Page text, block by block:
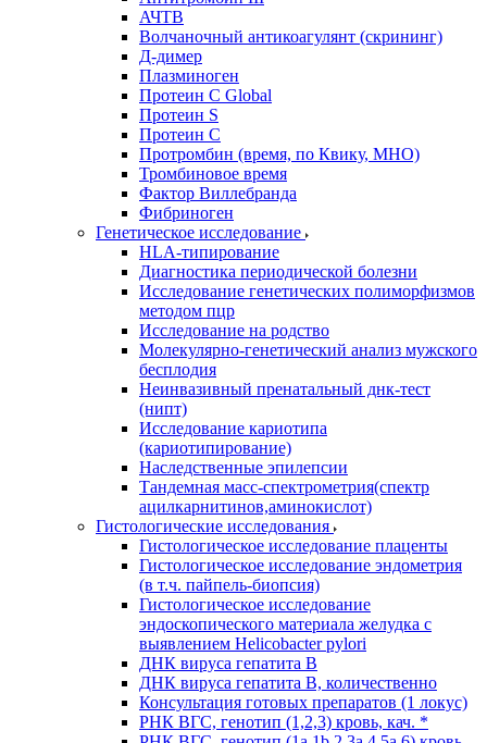
АЧТВ
Волчаночный антикоагулянт (скрининг)
Д-димер
Плазминоген
Протеин C Global
Протеин S
Протеин С
Протромбин (время, по Квику, МНО)
Тромбиновое время
Фактор Виллебранда
Фибриноген
Генетическое исследование
HLA-типирование
Диагностика периодической болезни
Исследование генетических полиморфизмов
методом пцр
Исследование на родство
Молекулярно-генетический анализ мужского
бесплодия
Неинвазивный пренатальный днк-тест
(нипт)
Исследование кариотипа
(кариотипирование)
Наследственные эпилепсии
Тандемная масс-спектрометрия(спектр
ацилкарнитинов,аминокислот)
Гистологические исследования
Гистологическое исследование плаценты
Гистологическое исследование эндометрия
(в т.ч. пайпель-биопсия)
Гистологическое исследование
эндоскопического материала желудка с
выявлением Helicobacter pylori
ДНК вируса гепатита B
ДНК вируса гепатита B, количественно
Консультация готовых препаратов (1 локус)
РНК ВГC, генотип (1,2,3) кровь, кач. *